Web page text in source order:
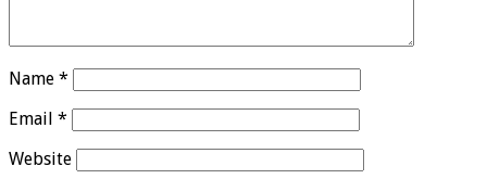
Name *
Email *
Website